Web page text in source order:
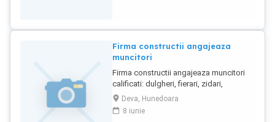
Firma constructii angajeaza
muncitori
Firma constructii angajeaza muncitori
calificati: dulgheri, fierari, zidari,
amenajari interioare, instalatii sanitare
precum si muncitori necalificati.
Disponibilitate pentru deplasari in tara.
Deva, Hunedoara
8 iunie